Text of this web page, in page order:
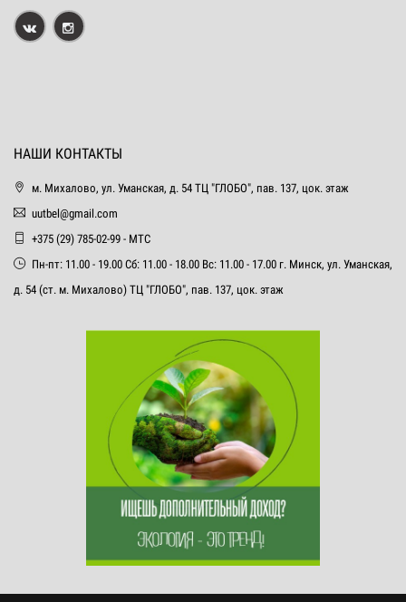
НАШИ КОНТАКТЫ
м. Михалово, ул. Уманская, д. 54 ТЦ "ГЛОБО", пав. 137, цок. этаж
uutbel@gmail.com
+375 (29) 785-02-99 - МТС
Пн-пт: 11.00 - 19.00 Сб: 11.00 - 18.00 Вс: 11.00 - 17.00 г. Минск, ул. Уманская,
д. 54 (ст. м. Михалово) ТЦ "ГЛОБО", пав. 137, цок. этаж